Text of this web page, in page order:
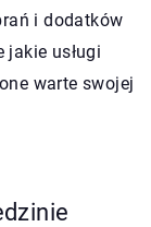
i dodatków
usługi
warte swojej